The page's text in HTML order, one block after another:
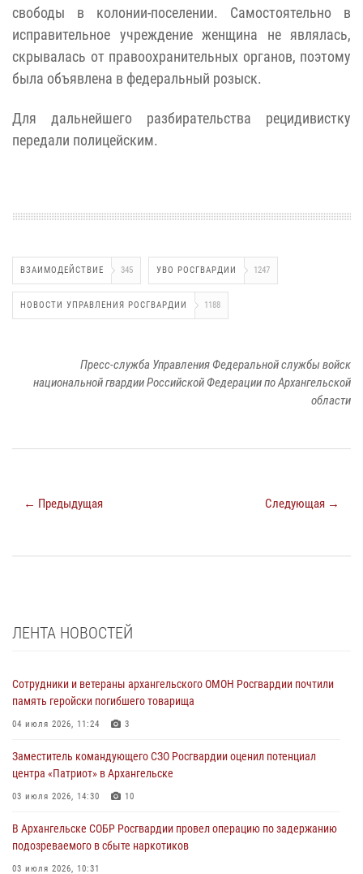
свободы в колонии-поселении. Самостоятельно в
исправительное учреждение женщина не являлась,
скрывалась от правоохранительных органов, поэтому
была объявлена в федеральный розыск.
Для дальнейшего разбирательства рецидивистку
передали полицейским.
ВЗАИМОДЕЙСТВИЕ 345 УВО РОСГВАРДИИ 1247
НОВОСТИ УПРАВЛЕНИЯ РОСГВАРДИИ 1188
Пресс-служба Управления Федеральной службы войск
национальной гвардии Российской Федерации по Архангельской
области
← Предыдущая Следующая →
ЛЕНТА НОВОСТЕЙ
Сотрудники и ветераны архангельского ОМОН Росгвардии почтили
память геройски погибшего товарища
04 июля 2026, 11:24 3
Заместитель командующего СЗО Росгвардии оценил потенциал
центра «Патриот» в Архангельске
03 июля 2026, 14:30 10
В Архангельске СОБР Росгвардии провел операцию по задержанию
подозреваемого в сбыте наркотиков
03 июля 2026, 10:31